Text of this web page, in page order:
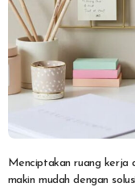
Menciptakan ruang kerja atau area rumah yang rapi dan fungsional kini
makin mudah dengan